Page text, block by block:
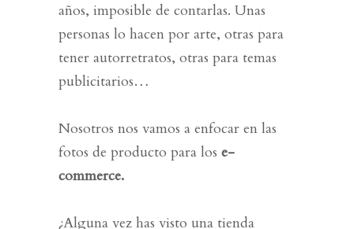
años, imposible de contarlas. Unas
personas lo hacen por arte, otras para
tener autorretratos, otras para temas
publicitarios…
Nosotros nos vamos a enfocar en las
fotos de producto para los e-
commerce.
¿Alguna vez has visto una tienda